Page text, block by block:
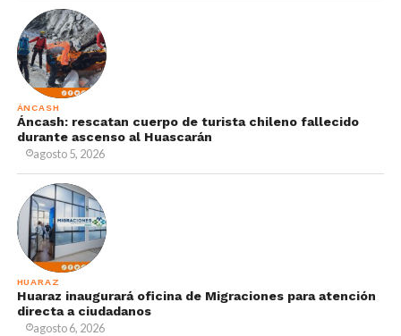
ÁNCASH
Áncash: rescatan cuerpo de turista chileno fallecido
durante ascenso al Huascarán
agosto 5, 2026
HUARAZ
Huaraz inaugurará oficina de Migraciones para atención
directa a ciudadanos
agosto 6, 2026